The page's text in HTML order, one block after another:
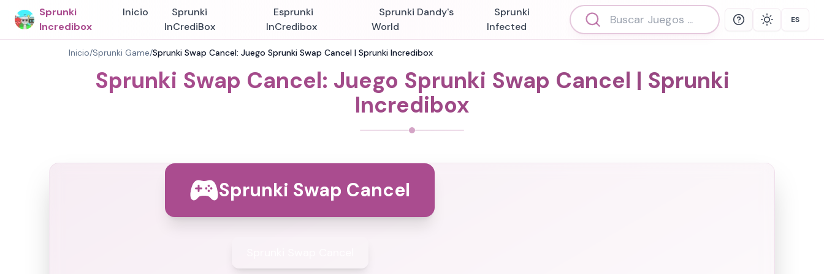
Sprunki
Incredibox
Inicio
Sprunki
InCrediBox
Esprunki
InCredibox
Sprunki Dandy's
World
Sprunki
Infected
Help Theme Select
ES
Inicio/Sprunki Game/Sprunki Swap Cancel: Juego Sprunki Swap Cancel | Sprunki Incredibox
Sprunki Swap Cancel: Juego Sprunki Swap Cancel | Sprunki
Incredibox
Sprunki Swap Cancel